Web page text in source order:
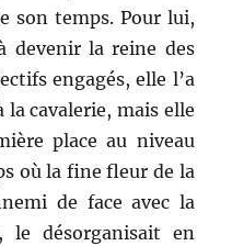
son temps. Pour lui,
devenir la reine des
engagés, elle l’a
cavalerie, mais elle
place au niveau
où la fine fleur de la
de face avec la
le désorganisait en